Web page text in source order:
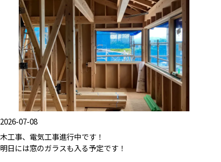
2026-07-08
木工事、電気工事進行中です！
明日には窓のガラスも入る予定です！